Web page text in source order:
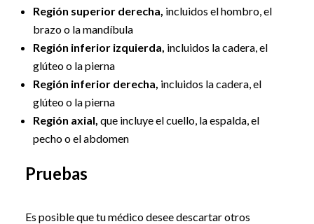
Región superior derecha, incluidos el hombro, el
brazo o la mandíbula
Región inferior izquierda, incluidos la cadera, el
glúteo o la pierna
Región inferior derecha, incluidos la cadera, el
glúteo o la pierna
Región axial, que incluye el cuello, la espalda, el
pecho o el abdomen
Pruebas
Es posible que tu médico desee descartar otros